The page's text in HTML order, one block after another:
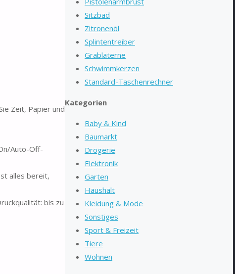
Zeit, Papier und
Auto-Off-
alles bereit,
bis zu
Sitzbad
Zitronenöl
Splintentreiber
Grablaterne
Schwimmkerzen
Standard-Taschenrechner
Kategorien
Baby & Kind
Baumarkt
Drogerie
Elektronik
Garten
Haushalt
Kleidung & Mode
Sonstiges
Sport & Freizeit
Tiere
Wohnen